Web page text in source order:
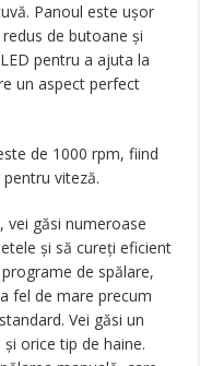
Panoul este ușor
de butoane și
pentru a ajuta la
un aspect perfect
de 1000 rpm, fiind
viteză.
vei găsi numeroase
și să cureți eficient
de spălare,
fel de mare precum
Vei găsi un
orice tip de haine.